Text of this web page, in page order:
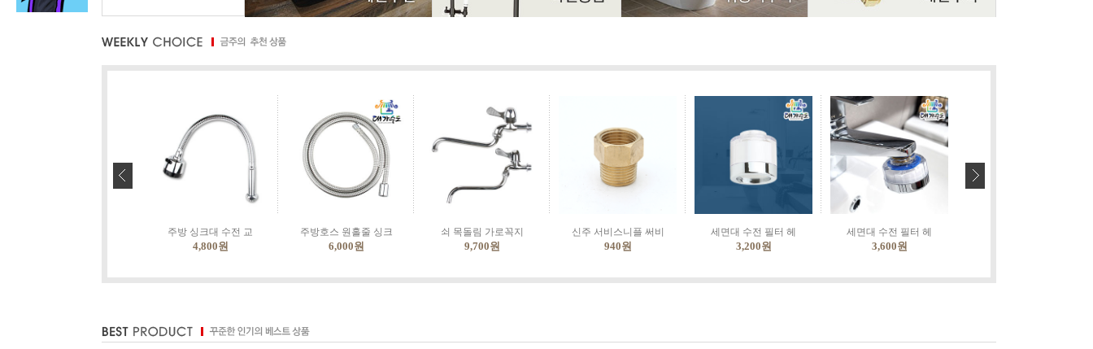
주방 싱크대 수전 교
4,800원
주방호스 원홀줄 싱크
6,000원
쇠 목돌림 가로꼭지
9,700원
신주 서비스니플 써비
940원
세면대 수전 필터 헤
3,200원
세면대 수전 필터 헤
3,600원